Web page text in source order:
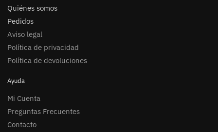
Quiénes somos
Pedidos
Aviso legal
Política de privacidad
Política de devoluciones
Ayuda
Mi Cuenta
Preguntas Frecuentes
Contacto